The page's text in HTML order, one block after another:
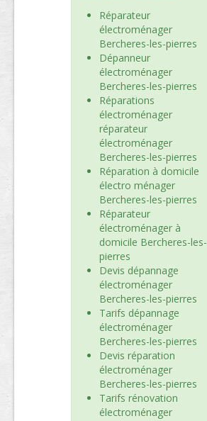
Réparateur
électroménager
Bercheres-les-pierres
Dépanneur
électroménager
Bercheres-les-pierres
Réparations
électroménager
réparateur
électroménager
Bercheres-les-pierres
Réparation à domicile
électro ménager
Bercheres-les-pierres
Réparateur
électroménager à
domicile Bercheres-les-
pierres
Devis dépannage
électroménager
Bercheres-les-pierres
Tarifs dépannage
électroménager
Bercheres-les-pierres
Devis réparation
électroménager
Bercheres-les-pierres
Tarifs rénovation
électroménager